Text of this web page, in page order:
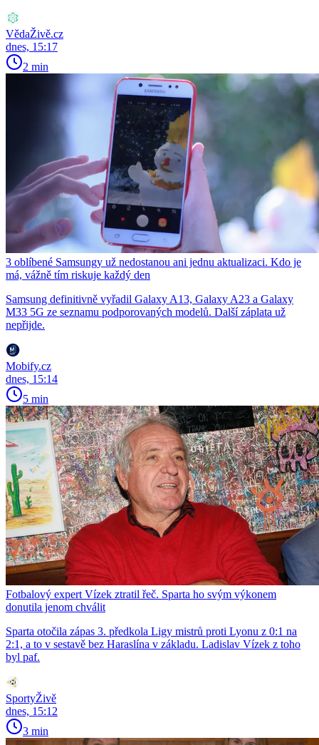
VědaŽivě.cz
dnes, 15:17
2 min
3 oblíbené Samsungy už nedostanou ani jednu aktualizaci. Kdo je
má, vážně tím riskuje každý den
Samsung definitivně vyřadil Galaxy A13, Galaxy A23 a Galaxy
M33 5G ze seznamu podporovaných modelů. Další záplata už
nepřijde.
Mobify.cz
dnes, 15:14
5 min
Fotbalový expert Vízek ztratil řeč. Sparta ho svým výkonem
donutila jenom chválit
Sparta otočila zápas 3. předkola Ligy mistrů proti Lyonu z 0:1 na
2:1, a to v sestavě bez Haraslína v základu. Ladislav Vízek z toho
byl paf.
SportyŽivě
dnes, 15:12
3 min